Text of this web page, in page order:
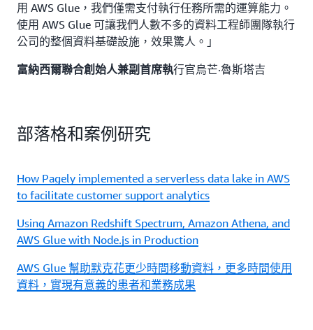
用 AWS Glue，我們僅需支付執行任務所需的運算能力。
使用 AWS Glue 可讓我們人數不多的資料工程師團隊執行
公司的整個資料基礎設施，效果驚人。」
富納西爾聯合創始人兼副首席執行官烏芒·魯斯塔吉
部落格和案例研究
How Pagely implemented a serverless data lake in AWS
to facilitate customer support analytics
Using Amazon Redshift Spectrum, Amazon Athena, and
AWS Glue with Node.js in Production
AWS Glue 幫助默克花更少時間移動資料，更多時間使用
資料，實現有意義的患者和業務成果